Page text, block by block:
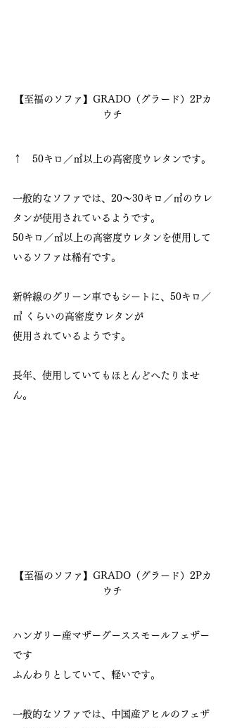
【至福のソファ】GRADO（グラード）2Pカ
ウチ
↑　50キロ／㎥以上の高密度ウレタンです。
一般的なソファでは、20～30キロ／㎥のウレ
タンが使用されているようです。
50キロ／㎥以上の高密度ウレタンを使用して
いるソファは稀有です。
新幹線のグリーン車でもシートに、50キロ／
㎥ くらいの高密度ウレタンが
使用されているようです。
長年、使用していてもほとんどへたりませ
ん。
【至福のソファ】GRADO（グラード）2Pカ
ウチ
ハンガリー産マザーグーススモールフェザー
です
ふんわりとしていて、軽いです。
一般的なソファでは、中国産アヒルのフェザ